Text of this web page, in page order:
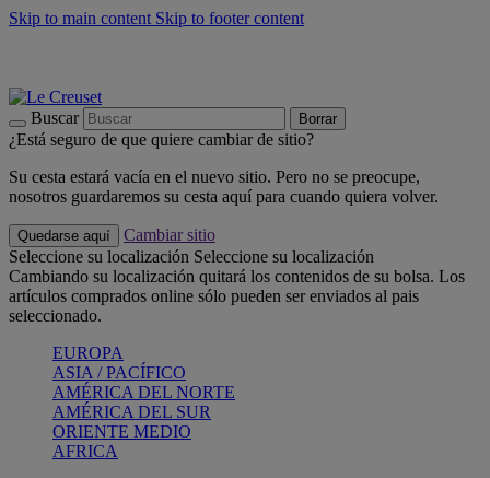
Skip to main content Skip to footer content
Buscar Borrar
¿Está seguro de que quiere cambiar de sitio?
Su cesta estará vacía en el nuevo sitio. Pero no se preocupe,
nosotros guardaremos su cesta aquí para cuando quiera volver.
Quedarse aquí
Cambiar sitio
Seleccione su localización Seleccione su localización
Cambiando su localización quitará los contenidos de su bolsa. Los
artículos comprados online sólo pueden ser enviados al pais
seleccionado.
EUROPA
ASIA / PACÍFICO
AMÉRICA DEL NORTE
AMÉRICA DEL SUR
ORIENTE MEDIO
AFRICA